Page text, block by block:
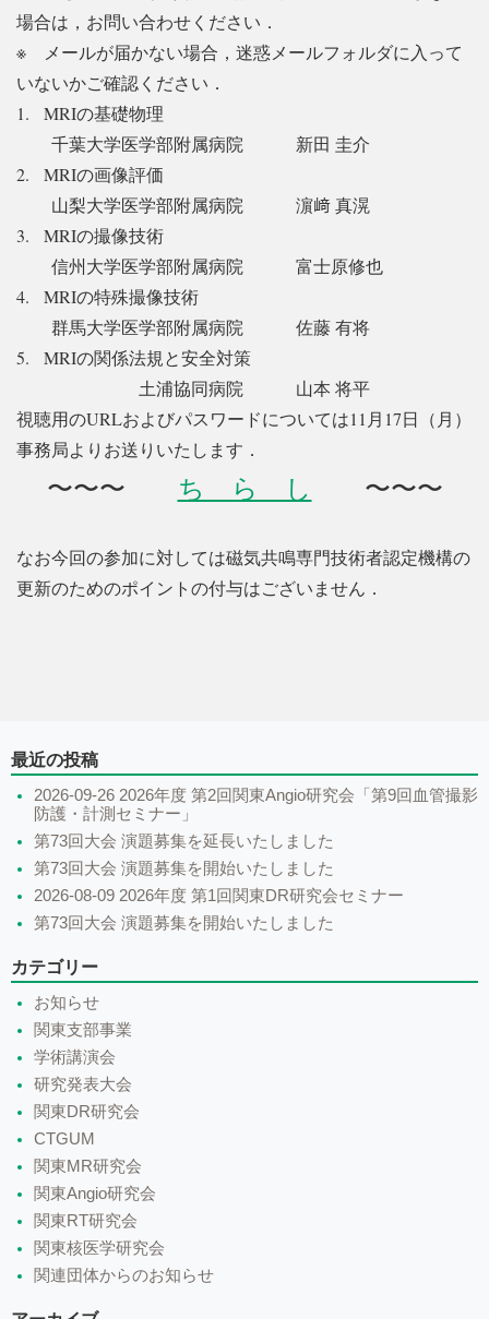
場合は，お問い合わせください．
※ メールが届かない場合，迷惑メールフォルダに入って
いないかご確認ください．
1. MRIの基礎物理
千葉大学医学部附属病院 新田 圭介
2. MRIの画像評価
山梨大学医学部附属病院 濵﨑 真滉
3. MRIの撮像技術
信州大学医学部附属病院 富士原修也
4. MRIの特殊撮像技術
群馬大学医学部附属病院 佐藤 有将
5. MRIの関係法規と安全対策
土浦協同病院 山本 将平
視聴用のURLおよびパスワードについては11月17日（月）
事務局よりお送りいたします．
〜〜〜 ち ら し 〜〜〜
なお今回の参加に対しては磁気共鳴専門技術者認定機構の
更新のためのポイントの付与はございません．
最近の投稿
2026-09-26 2026年度 第2回関東Angio研究会「第9回血管撮影
防護・計測セミナー」
第73回大会 演題募集を延長いたしました
第73回大会 演題募集を開始いたしました
2026-08-09 2026年度 第1回関東DR研究会セミナー
第73回大会 演題募集を開始いたしました
カテゴリー
お知らせ
関東支部事業
学術講演会
研究発表大会
関東DR研究会
CTGUM
関東MR研究会
関東Angio研究会
関東RT研究会
関東核医学研究会
関連団体からのお知らせ